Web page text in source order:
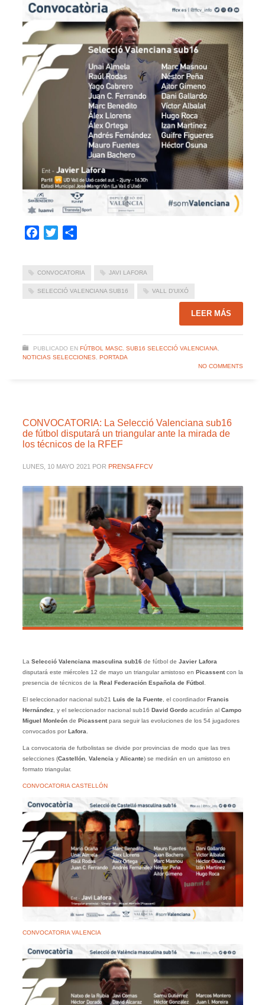
Facebook
Twitter
CONVOCATORIA JAVI LAFORA
SELECCIÓ VALENCIANA SUB16 VALL D'UIXÓ
LEER MÁS
PUBLICADO EN FÚTBOL MASC. SUB16 SELECCIÓ VALENCIANA,
NOTICIAS SELECCIONES, PORTADA
NO COMMENTS
CONVOCATORIA: La Selecció Valenciana sub16
de fútbol disputará un triangular ante la mirada de
los técnicos de la RFEF
LUNES, 10 MAYO 2021 POR PRENSA FFCV
La Selecció Valenciana masculina sub16 de fútbol de Javier Lafora
disputará este miércoles 12 de mayo un triangular amistoso en Picassentcon la
presencia de técnicos de la Real Federación Española de Fútbol.
El seleccionador nacional sub21 Luis de la Fuente, el coordinadorFrancis
Hernández, y el seleccionador nacional sub16 David Gordo acudirán alCampo
Miguel Monleón de Picassentpara seguir las evoluciones de los 54 jugadores
convocados porLafora.
La convocatoria de futbolistas se divide por provincias de modo que las tres
selecciones (Castellón, Valenciay Alicante) se medirán en un amistoso en
formato triangular.
CONVOCATORIA CASTELLÓN
CONVOCATORIA VALENCIA